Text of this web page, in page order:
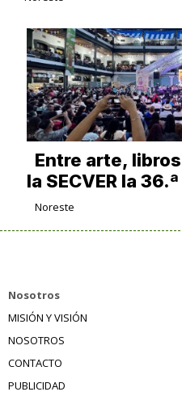
Entre arte,
la SECVER la
Noreste
Nosotros
MISIÓN Y VISIÓN
NOSOTROS
CONTACTO
PUBLICIDAD